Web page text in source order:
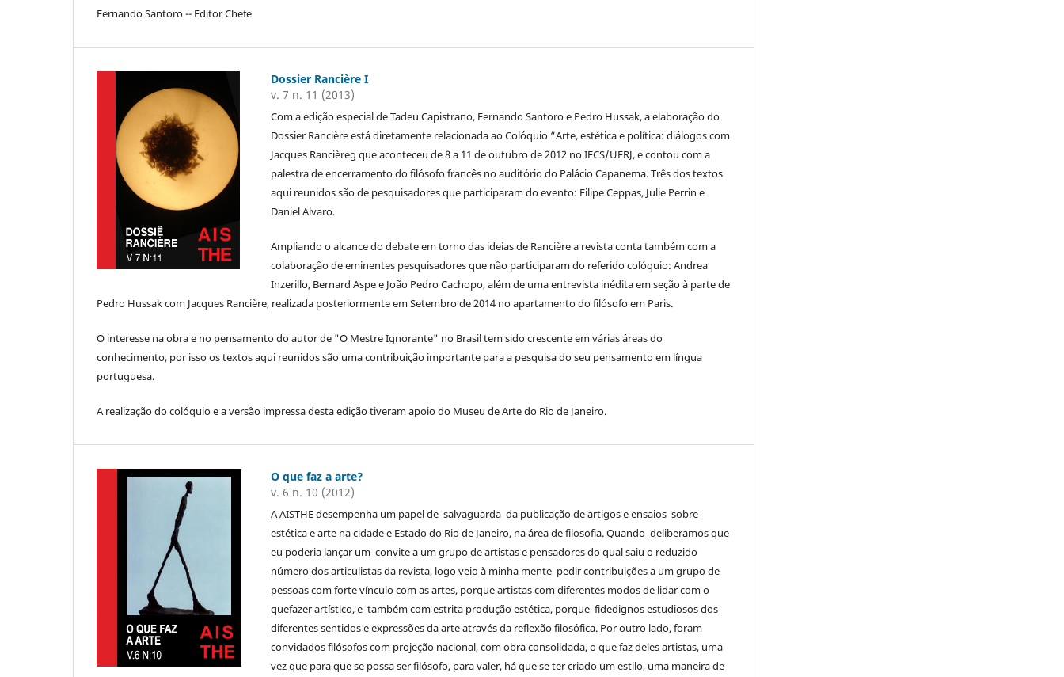
Fernando Santoro -- Editor Chefe
Dossier Rancière I
v. 7 n. 11 (2013)
Com a edição especial de Tadeu Capistrano, Fernando Santoro e Pedro Hussak, a elaboração do
Dossier Rancière está diretamente relacionada ao Colóquio “Arte, estética e política: diálogos com
Jacques Rancièreg que aconteceu de 8 a 11 de outubro de 2012 no IFCS/UFRJ, e contou com a
palestra de encerramento do filósofo francês no auditório do Palácio Capanema. Três dos textos
aqui reunidos são de pesquisadores que participaram do evento: Filipe Ceppas, Julie Perrin e
Daniel Alvaro.
Ampliando o alcance do debate em torno das ideias de Rancière a revista conta também com a
colaboração de eminentes pesquisadores que não participaram do referido colóquio: Andrea
Inzerillo, Bernard Aspe e João Pedro Cachopo, além de uma entrevista inédita em seção à parte de
Pedro Hussak com Jacques Rancière, realizada posteriormente em Setembro de 2014 no apartamento do filósofo em Paris.
O interesse na obra e no pensamento do autor de "O Mestre Ignorante" no Brasil tem sido crescente em várias áreas do
conhecimento, por isso os textos aqui reunidos são uma contribuição importante para a pesquisa do seu pensamento em língua
portuguesa.
A realização do colóquio e a versão impressa desta edição tiveram apoio do Museu de Arte do Rio de Janeiro.
O que faz a arte?
v. 6 n. 10 (2012)
A AISTHE desempenha um papel de salvaguarda da publicação de artigos e ensaios sobre
estética e arte na cidade e Estado do Rio de Janeiro, na área de filosofia. Quando deliberamos que
eu poderia lançar um convite a um grupo de artistas e pensadores do qual saiu o reduzido
número dos articulistas da revista, logo veio à minha mente pedir contribuições a um grupo de
pessoas com forte vínculo com as artes, porque artistas com diferentes modos de lidar com o
quefazer artístico, e também com estrita produção estética, porque fidedignos estudiosos dos
diferentes sentidos e expressões da arte através da reflexão filosófica. Por outro lado, foram
convidados filósofos com projeção nacional, com obra consolidada, o que faz deles artistas, uma
vez que para que se possa ser filósofo, para valer, há que se ter criado um estilo, uma maneira de